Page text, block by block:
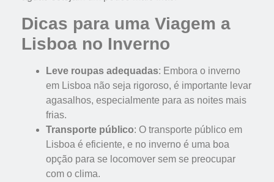
Dicas para uma Viagem a
Lisboa no Inverno
Leve roupas adequadas: Embora o inverno
em Lisboa não seja rigoroso, é importante levar
agasalhos, especialmente para as noites mais
frias.
Transporte público: O transporte público em
Lisboa é eficiente, e no inverno é uma boa
opção para se locomover sem se preocupar
com o clima.